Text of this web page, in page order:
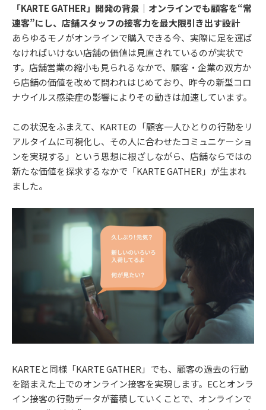
「KARTE GATHER」開発の背景｜オンラインでも顧客を“常
連客”にし、店舗スタッフの接客力を最大限引き出す設計
あらゆるモノがオンラインで購入できる今、実際に足を運ば
なければいけない店舗の価値は見直されているのが実状で
す。店舗営業の縮小も見られるなかで、顧客・企業の双方か
ら店舗の価値を改めて問われはじめており、昨今の新型コロ
ナウイルス感染症の影響によりその動きは加速しています。
この状況をふまえて、KARTEの「顧客一人ひとりの行動をリ
アルタイムに可視化し、その人に合わせたコミュニケーショ
ンを実現する」という思想に根ざしながら、店舗ならではの
新たな価値を探求するなかで「KARTE GATHER」が生まれ
ました。
KARTEと同様「KARTE GATHER」でも、顧客の過去の行動
を踏まえた上でのオンライン接客を実現します。ECとオンラ
イン接客の行動データが蓄積していくことで、オンラインで